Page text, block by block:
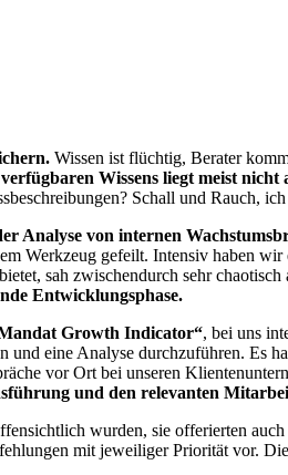
Wissen ist flüchtig, Berater
Wissens liegt meist nicht
Schall und Rauch,
Analyse von internen
Werkzeug gefeilt. Intensiv haben
sah zwischendurch sehr
Entwicklungsphase.
Growth Indicator“, bei uns
und eine Analyse durchzuführen. Es
vor Ort bei unseren
und den relevanten
wurden, sie offerierten
mit jeweiliger Priorität vor.